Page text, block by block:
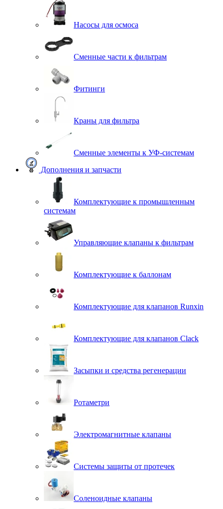
Насосы для осмоса
Сменные части к фильтрам
Фитинги
Краны для фильтра
Сменные элементы к УФ-системам
Дополнения и запчасти
Комплектующие к промышленным
системам
Управляющие клапаны к фильтрам
Комплектующие к баллонам
Комплектующие для клапанов Runxin
Комплектующие для клапанов Clack
Засыпки и средства регенерации
Ротаметри
Электромагнитные клапаны
Системы защиты от протечек
Соленоидные клапаны